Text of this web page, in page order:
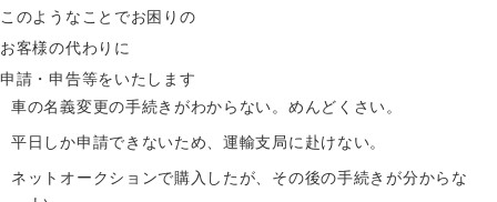
このようなことでお困りの
お客様の代わりに
申請・申告等をいたします
車の名義変更の手続きがわからない。めんどくさい。
平日しか申請できないため、運輸支局に赴けない。
ネットオークションで購入したが、その後の手続きが分からな